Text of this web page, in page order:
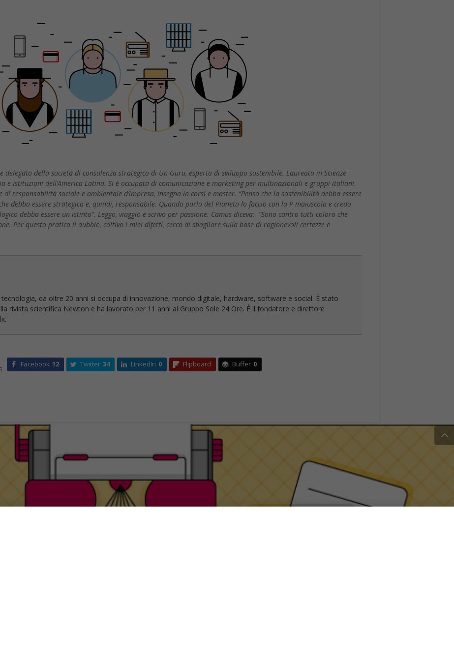
delegato della società di consulenza strategica di Un-Guru, esperta di sviluppo sostenibile. Laureata in Scienze
e Istituzioni dell’America Latina. Si è occupata di comunicazione e marketing per multinazionali e gruppi italiani.
di responsabilità sociale e ambientale d’impresa, insegna in corsi e master. “Penso che la sostenibilità debba essere
debba essere strategica e, quindi, responsabile. Quando parlo del Pianeta lo faccio con la P maiuscola e credo
debba essere un istinto”. Leggo, viaggio e scrivo per passione. Camus diceva: “Sono contro tutti coloro che
Per questo pratico il dubbio, coltivo i miei difetti, cerco di sbagliare sulla base di ragionevoli certezze e
da oltre 20 anni si occupa di innovazione, mondo digitale, hardware, software e social. È stato
rivista scientifica Newton e ha lavorato per 11 anni al Gruppo Sole 24 Ore. È il fondatore e direttore
Facebook 12 Twitter 34 LinkedIn 0 Flipboard Buffer 0